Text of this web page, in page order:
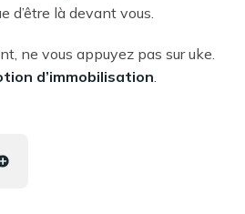
d’être là devant vous.
ne vous appuyez pas sur uke.
d’immobilisation